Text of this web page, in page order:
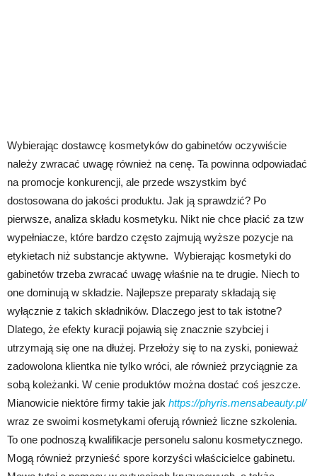
Wybierając dostawcę kosmetyków do gabinetów oczywiście
należy zwracać uwagę również na cenę. Ta powinna odpowiadać
na promocje konkurencji, ale przede wszystkim być
dostosowana do jakości produktu. Jak ją sprawdzić? Po
pierwsze, analiza składu kosmetyku. Nikt nie chce płacić za tzw
wypełniacze, które bardzo często zajmują wyższe pozycje na
etykietach niż substancje aktywne. Wybierając kosmetyki do
gabinetów trzeba zwracać uwagę właśnie na te drugie. Niech to
one dominują w składzie. Najlepsze preparaty składają się
wyłącznie z takich składników. Dlaczego jest to tak istotne?
Dlatego, że efekty kuracji pojawią się znacznie szybciej i
utrzymają się one na dłużej. Przełoży się to na zyski, ponieważ
zadowolona klientka nie tylko wróci, ale również przyciągnie za
sobą koleżanki. W cenie produktów można dostać coś jeszcze.
Mianowicie niektóre firmy takie jak https://phyris.mensabeauty.pl/
wraz ze swoimi kosmetykami oferują również liczne szkolenia.
To one podnoszą kwalifikacje personelu salonu kosmetycznego.
Mogą również przynieść spore korzyści właścicielce gabinetu.